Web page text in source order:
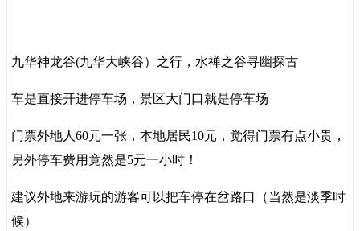
九华神龙谷(九华大峡谷）之行，水禅之谷寻幽探古
车是直接开进停车场，景区大门口就是停车场
门票外地人60元一张，本地居民10元，觉得门票有点小贵，
另外停车费用竟然是5元一小时！
建议外地来游玩的游客可以把车停在岔路口（当然是淡季时
候）